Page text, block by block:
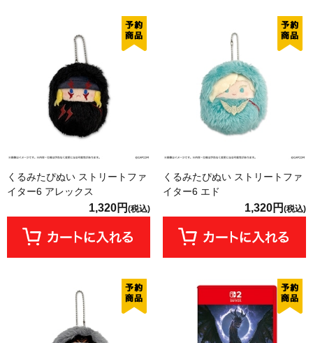
くるみたぴぬい ストリートファ
イター6 アレックス
1,320円 (税込)
くるみたぴぬい ストリートファ
イター6 エド
1,320円 (税込)